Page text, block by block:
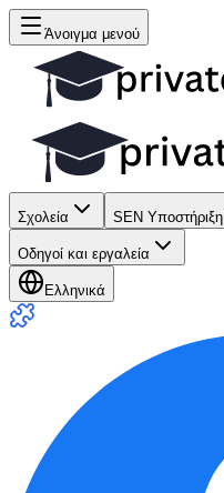
Άνοιγμα μενού
Σχολεία SEN Υποστήριξη
Οδηγοί και εργαλεία
Ελληνικά